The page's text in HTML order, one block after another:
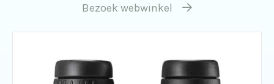
Bezoek webwinkel